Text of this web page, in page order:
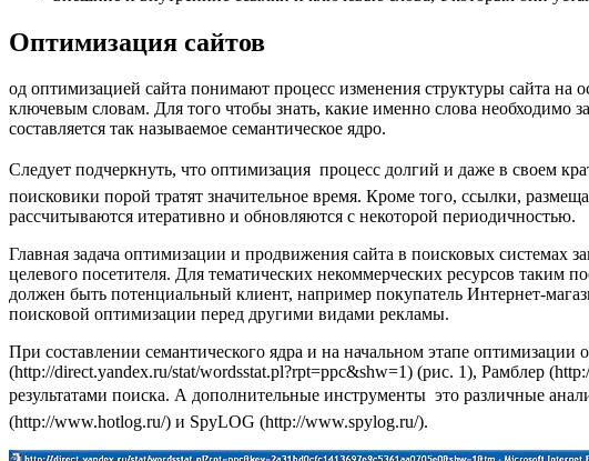
Оптимизация сайтов
од оптимизацией сайта понимают процесс изменения структуры сайта на
ключевым словам. Для того чтобы знать, какие именно слова необходимо
составляется так называемое семантическое ядро.
Следует подчеркнуть, что оптимизация  процесс долгий и даже в своем
поисковики порой тратят значительное время. Кроме того, ссылки,
рассчитываются итеративно и обновляются с некоторой периодичностью.
Главная задача оптимизации и продвижения сайта в поисковых системах
целевого посетителя. Для тематических некоммерческих ресурсов таким
должен быть потенциальный клиент, например покупатель Интернет-
поисковой оптимизации перед другими видами рекламы.
При составлении семантического ядра и на начальном этапе
(http://direct.yandex.ru/stat/wordsstat.pl?rpt=ppc&shw=1) (рис. 1), Рамблер
результатами поиска. А дополнительные инструменты  это различные
(http://www.hotlog.ru/) и SpyLOG (http://www.spylog.ru/).